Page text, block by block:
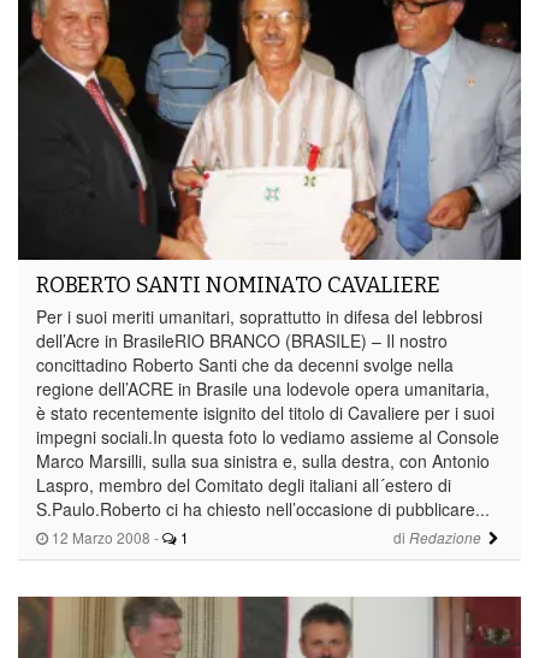
12 Marzo 2008 - 1 di Redazione
ROBERTO SANTI NOMINATO CAVALIERE
Per i suoi meriti umanitari, soprattutto in difesa del lebbrosi
dell’Acre in BrasileRIO BRANCO (BRASILE) – Il nostro
concittadino Roberto Santi che da decenni svolge nella
regione dell’ACRE in Brasile una lodevole opera umanitaria,
è stato recentemente isignito del titolo di Cavaliere per i suoi
impegni sociali.In questa foto lo vediamo assieme al Console
Marco Marsilli, sulla sua sinistra e, sulla destra, con Antonio
Laspro, membro del Comitato degli italiani all´estero di
S.Paulo.Roberto ci ha chiesto nell’occasione di pubblicare...